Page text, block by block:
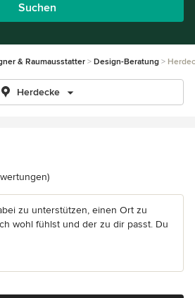
Suchen
& Raumausstatter Design-Beratung
Herdecke
5 von 5 Sternen
zu unterstützen, einen Ort zu
wohl fühlst und der zu dir passt. Du